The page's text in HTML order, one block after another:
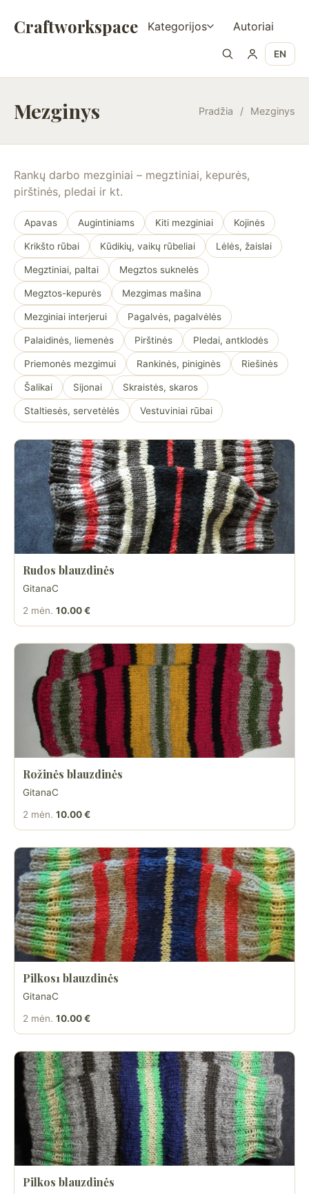
Craftworkspace Kategorijos Autoriai
EN
Mezginys Pradžia / Mezginys
Rankų darbo mezginiai – megztiniai, kepurės,
pirštinės, pledai ir kt.
Apavas Augintiniams Kiti mezginiai Kojinės
Krikšto rūbai Kūdikių, vaikų rūbeliai Lėlės, žaislai
Megztiniai, paltai Megztos suknelės
Megztos-kepurės Mezgimas mašina
Mezginiai interjerui Pagalvės, pagalvėlės
Palaidinės, liemenės Pirštinės Pledai, antklodės
Priemonės mezgimui Rankinės, piniginės Riešinės
Šalikai Sijonai Skraistės, skaros
Staltiesės, servetėlės Vestuviniai rūbai
Rudos blauzdinės
GitanaC
2 mėn. 10.00 €
Rožinės blauzdinės
GitanaC
2 mėn. 10.00 €
Pilkos1 blauzdinės
GitanaC
2 mėn. 10.00 €
Pilkos blauzdinės